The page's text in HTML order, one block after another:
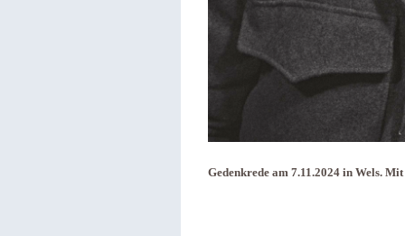
Gedenkrede am 7.11.2024 in Wels. Mit